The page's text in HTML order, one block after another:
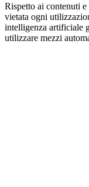
Rispetto ai contenuti
vietata ogni
intelligenza artificiale
utilizzare mezzi